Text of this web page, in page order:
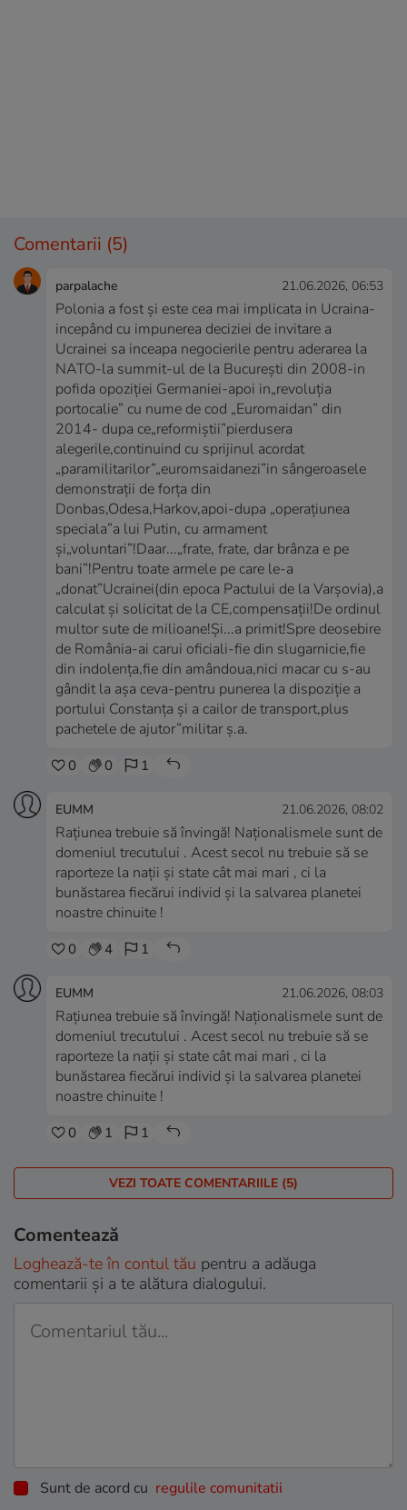
Comentarii (5)
parpalache 21.06.2026, 06:53
Polonia a fost și este cea mai implicata in Ucraina-
incepând cu impunerea deciziei de invitare a
Ucrainei sa inceapa negocierile pentru aderarea la
NATO-la summit-ul de la București din 2008-in
pofida opoziției Germaniei-apoi in„revoluția
portocalie” cu nume de cod „Euromaidan” din
2014- dupa ce„reformiștii”pierdusera
alegerile,continuind cu sprijinul acordat
„paramilitarilor”„euromsaidanezi”in sângeroasele
demonstrații de forța din
Donbas,Odesa,Harkov,apoi-dupa „operațiunea
speciala”a lui Putin, cu armament
și„voluntari”!Daar...„frate, frate, dar brânza e pe
bani”!Pentru toate armele pe care le-a
„donat”Ucrainei(din epoca Pactului de la Varșovia),a
calculat și solicitat de la CE,compensații!De ordinul
multor sute de milioane!Și...a primit!Spre deosebire
de România-ai carui oficiali-fie din slugarnicie,fie
din indolența,fie din amândoua,nici macar cu s-au
gândit la așa ceva-pentru punerea la dispoziție a
portului Constanța și a cailor de transport,plus
pachetele de ajutor”militar ș.a.
0 0 1
EUMM 21.06.2026, 08:02
Rațiunea trebuie să învingă! Naționalismele sunt de
domeniul trecutului . Acest secol nu trebuie să se
raporteze la nații și state cât mai mari , ci la
bunăstarea fiecărui individ și la salvarea planetei
noastre chinuite !
0 4 1
EUMM 21.06.2026, 08:03
Rațiunea trebuie să învingă! Naționalismele sunt de
domeniul trecutului . Acest secol nu trebuie să se
raporteze la nații și state cât mai mari , ci la
bunăstarea fiecărui individ și la salvarea planetei
noastre chinuite !
0 1 1
VEZI TOATE COMENTARIILE (5)
Comentează
Loghează-te în contul tău pentru a adăuga
comentarii și a te alătura dialogului.
Sunt de acord cu regulile comunitatii